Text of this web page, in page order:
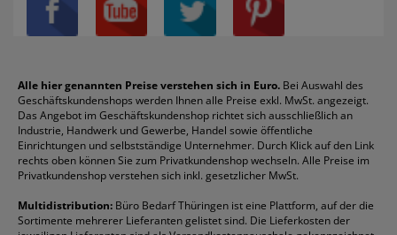
Privatsphäre-Einstellungen
Über uns
Reklamation / Retouren
Vertrag widerrufen (Privatkunden)
Rabatte & Aktionen
Blöcke
Boardmarker
Briefumschläge
Druckerpatronen
Etiketten
Fineliner
Folienschreiber
Formulare
Gelschreiber
Kaffee
Klebeband
Klemmmappen
Kopierpapier
Korrekturmittel
Kugelschreiber
Mappen
Ordner
Packband
Schnellhefter
Sichthüllen
Taschenrechner
Textmarker
Tintenroller
Tintenpatronen
Toilettenpapier
Toner
Versandmaterial
Canon
Durable
DYMO
Edding
Esselte
Faber-Castell
Fellowes
Franken
Läufer
Melitta
Pentel
Pelikan
Pilot
Pritt
Schneider
Stabilo
Staedtler
Alle hier genannten Preise verstehen sich in Euro. Bei Auswahl des
Geschäftskundenshops werden Ihnen alle Preise exkl. MwSt. angezeigt.
Das Angebot im Geschäftskundenshop richtet sich ausschließlich an
Industrie, Handwerk und Gewerbe, Handel sowie öffentliche
Einrichtungen und selbstständige Unternehmer. Durch Klick auf den Link
rechts oben können Sie zum Privatkundenshop wechseln. Alle Preise im
Privatkundenshop verstehen sich inkl. gesetzlicher MwSt.
Multidistribution: Büro Bedarf Thüringen ist eine Plattform, auf der die
Sortimente mehrerer Lieferanten gelistet sind. Die Lieferkosten der